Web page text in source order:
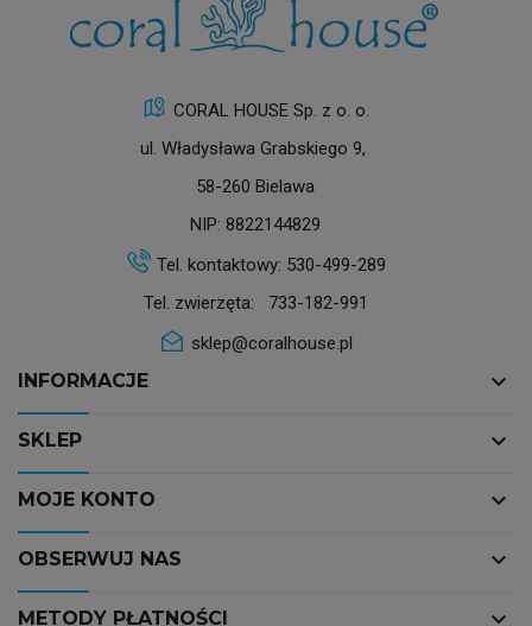
CORAL HOUSE Sp. z o. o.
ul. Władysława Grabskiego 9,
58-260 Bielawa
NIP: 8822144829
Tel. kontaktowy: 530-499-289
Tel. zwierzęta: 733-182-991
sklep@coralhouse.pl
INFORMACJE keyboard_arrow_down
SKLEP keyboard_arrow_down
MOJE KONTO keyboard_arrow_down
OBSERWUJ NAS keyboard_arrow_down
METODY PŁATNOŚCI keyboard_arrow_down